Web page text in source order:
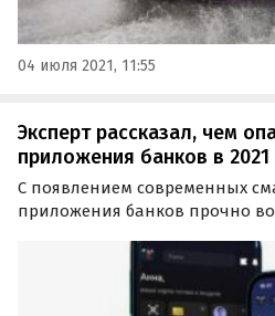
04 июля 2021, 11:55
Эксперт рассказал, чем
приложения банков в 2021
С появлением современных
приложения банков прочно
использование, знают